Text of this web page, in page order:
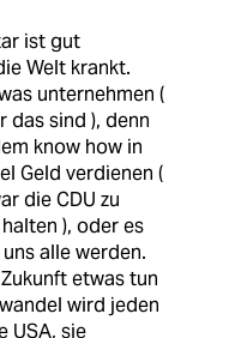
ist gut
Welt krankt.
unternehmen (
das sind ), denn
know how in
Geld verdienen (
die CDU zu
), oder es
alle werden.
etwas tun
wird jeden
USA, sie